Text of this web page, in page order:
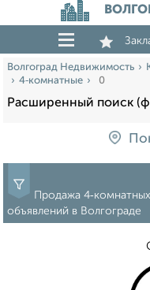
Волгоград Недвижимость
4‑комнатные
0
Расширенный поиск
Продажа
объявлений в Волгограде